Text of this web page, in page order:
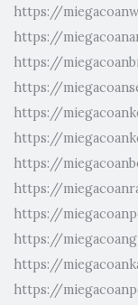
https://
https://
https://
https://
https://
https://
https://
https://
https://
https://
https://
https://